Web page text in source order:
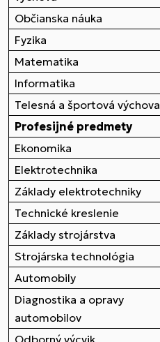
Občianska náuka
Fyzika
Matematika
Informatika
Telesná a športová výchova
Profesijné predmety
Ekonomika
Elektrotechnika
Základy elektrotechniky
Technické kreslenie
Základy strojárstva
Strojárska technológia
Automobily
Diagnostika a opravy
automobilov
Odborný výcvik